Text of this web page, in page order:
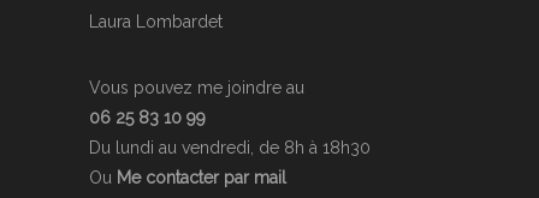
Laura Lombardet
Vous pouvez me joindre au
06 25 83 10 99
Du lundi au vendredi, de 8h à 18h30
Ou Me contacter par mail